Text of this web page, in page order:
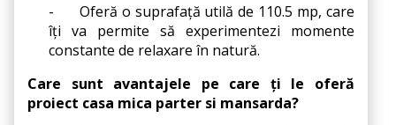
-
Oferă o suprafață utilă de 110.5 mp, care
îți va permite să experimentezi momente
constante de relaxare în natură.
Care sunt avantajele pe care ți le oferă
proiect casa mica parter si mansarda?